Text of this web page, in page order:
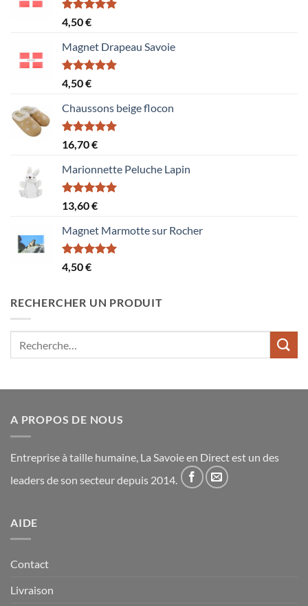
Note5.00
sur 5
4,50€
Magnet Drapeau Savoie
Note5.00
sur 5
4,50€
Chaussons beige flocon
Note5.00
sur 5
16,70€
Marionnette Peluche Lapin
Note5.00
sur 5
13,60€
Magnet Marmotte sur Rocher
Note5.00
sur 5
4,50€
RECHERCHER UN PRODUIT
A PROPOS DE NOUS
Entreprise à taille humaine, La Savoie en Direct est un des
leaders de son secteur depuis 2014.
AIDE
Contact
Livraison